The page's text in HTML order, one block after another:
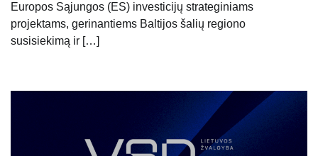
Europos Sąjungos (ES) investicijų strateginiams
projektams, gerinantiems Baltijos šalių regiono
susisiekimą ir […]